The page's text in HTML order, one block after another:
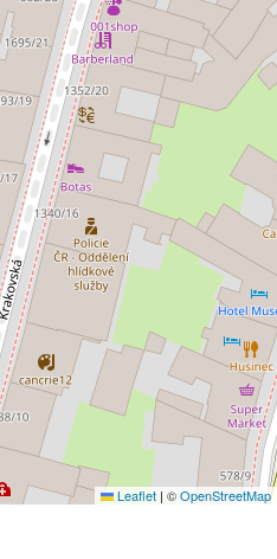
Leaflet | ©OpenStreetMap